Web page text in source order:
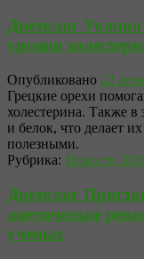
Диетолог
уровня
Опубликовано 22
Грецкие орехи
холестерина. Также в
и белок, что делает
полезными.
Рубрика: Новости
Диетолог
диетические
ученых